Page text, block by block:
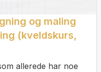
og maling
(kveldskurs,
allerede har noe